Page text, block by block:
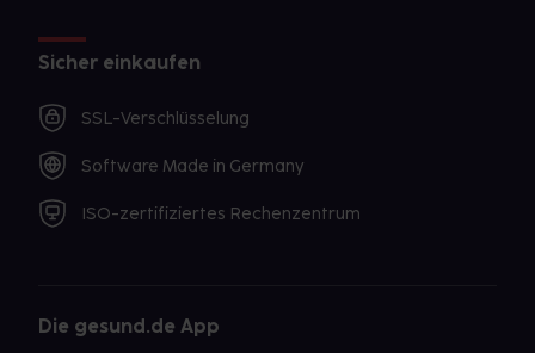
Sicher einkaufen
SSL-Verschlüsselung
Software Made in Germany
ISO-zertifiziertes Rechenzentrum
Die gesund.de App